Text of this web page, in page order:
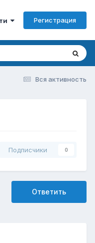
Регистрация
Вся активность
Подписчики 0
Ответить